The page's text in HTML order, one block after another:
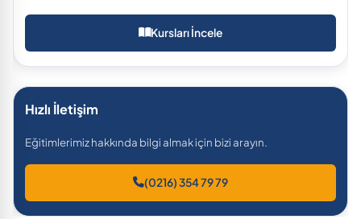
Kursları İncele
Hızlı İletişim
Eğitimlerimiz hakkında bilgi almak için bizi arayın.
(0216) 354 79 79